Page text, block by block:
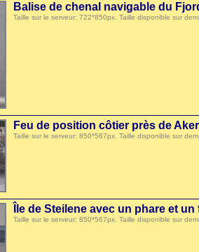
Balise de chenal navigable du
Taille sur le serveur: 722*850px. Taille disponible sur
Feu de position côtier près de
Taille sur le serveur: 850*567px. Taille disponible sur
Île de Steilene avec un phare et un
Taille sur le serveur: 850*567px. Taille disponible sur